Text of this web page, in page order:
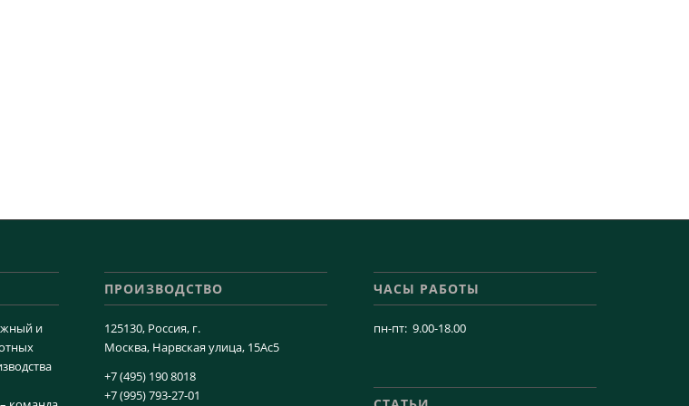
и
ПРОИЗВОДСТВО
125130, Россия, г.
Москва, Нарвская улица, 15Ас5
+7 (495) 190 8018
+7 (995) 793-27-01
ЧАСЫ РАБОТЫ
пн-пт: 9.00-18.00